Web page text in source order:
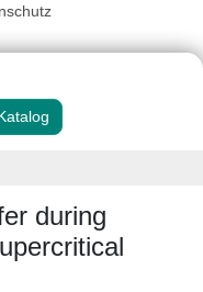
during